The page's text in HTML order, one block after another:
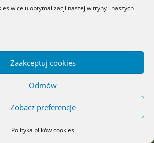
w celu optymalizacji naszej witryny i naszych
Zaakceptuj cookies
Odmów
Zobacz preferencje
Polityka plików cookies
03/08/2026
Możliwość komentowania
Wydawnictwo LIBRA
01/08/2026
Możliwość komentowania
„Wiersze Tuwima ilustrowane sztuką”
Edukacja-dzieci.pl
Możliwość komentowania
została wyłączona